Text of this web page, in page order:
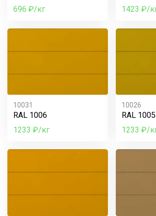
696 ₽/кг
1423 ₽/
10031
RAL 1006
1233 ₽/кг
10026
RAL 1005
1233 ₽/